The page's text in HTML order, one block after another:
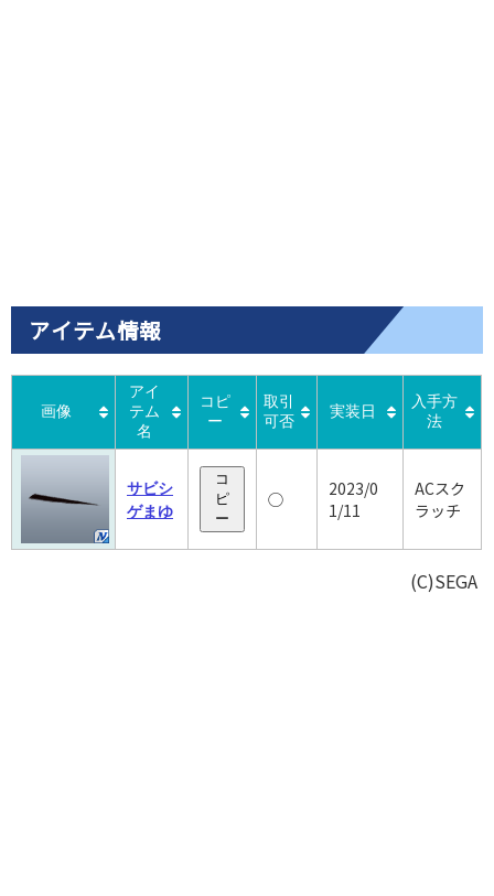
アイテム情報
画像
アイ
テム
名
コピ
ー
取引
可否
実装日
入手方
法
サビシ
ゲまゆ
コ
ピ
ー
◯
2023/0
1/11
ACスク
ラッチ
(C)SEGA